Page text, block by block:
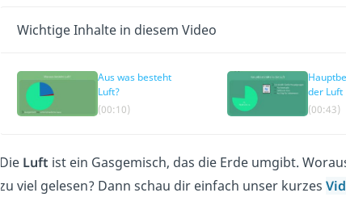
Wichtige Inhalte in diesem Video
Aus was besteht
Luft?
(00:10)
der Luft
(00:43)
Die Luft ist ein Gasgemisch, das die Erde umgibt.
zu viel gelesen? Dann schau dir einfach unser kurzes